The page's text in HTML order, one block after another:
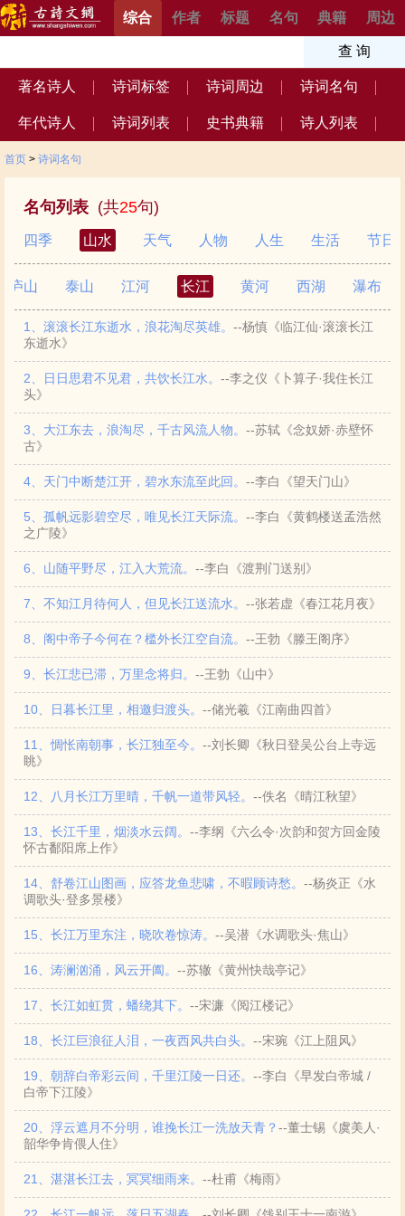
周边
典籍
名句
标题
作者
综合
著名诗人 诗词标签 诗词周边 诗词名句
年代诗人 诗词列表 史书典籍 诗人列表
首页 > 诗词名句
名句列表 (共25句)
四季 山水 天气 人物 人生 生活 节日
庐山 泰山 江河 长江 黄河 西湖 瀑布
1、滚滚长江东逝水，浪花淘尽英雄。 --杨慎《临江仙·滚滚长江
东逝水》
2、日日思君不见君，共饮长江水。 --李之仪《卜算子·我住长江
头》
3、大江东去，浪淘尽，千古风流人物。 --苏轼《念奴娇·赤壁怀
古》
4、天门中断楚江开，碧水东流至此回。 --李白《望天门山》
5、孤帆远影碧空尽，唯见长江天际流。 --李白《黄鹤楼送孟浩然
之广陵》
6、山随平野尽，江入大荒流。 --李白《渡荆门送别》
7、不知江月待何人，但见长江送流水。 --张若虚《春江花月夜》
8、阁中帝子今何在？槛外长江空自流。 --王勃《滕王阁序》
9、长江悲已滞，万里念将归。 --王勃《山中》
10、日暮长江里，相邀归渡头。 --储光羲《江南曲四首》
11、惆怅南朝事，长江独至今。 --刘长卿《秋日登吴公台上寺远
眺》
12、八月长江万里晴，千帆一道带风轻。 --佚名《晴江秋望》
13、长江千里，烟淡水云阔。 --李纲《六么令·次韵和贺方回金陵
怀古鄱阳席上作》
14、舒卷江山图画，应答龙鱼悲啸，不暇顾诗愁。 --杨炎正《水
调歌头·登多景楼》
15、长江万里东注，晓吹卷惊涛。 --吴潜《水调歌头·焦山》
16、涛澜汹涌，风云开阖。 --苏辙《黄州快哉亭记》
17、长江如虹贯，蟠绕其下。 --宋濂《阅江楼记》
18、长江巨浪征人泪，一夜西风共白头。 --宋琬《江上阻风》
19、朝辞白帝彩云间，千里江陵一日还。 --李白《早发白帝城 /
白帝下江陵》
20、浮云遮月不分明，谁挽长江一洗放天青？--董士锡《虞美人·
韶华争肯偎人住》
21、湛湛长江去，冥冥细雨来。 --杜甫《梅雨》